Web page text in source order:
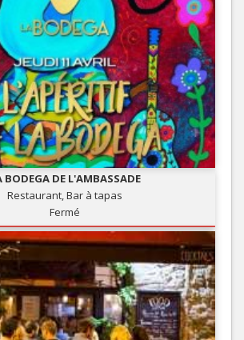
BODEGA DE L'AMBASSADE
Restaurant, Bar à tapas
Fermé